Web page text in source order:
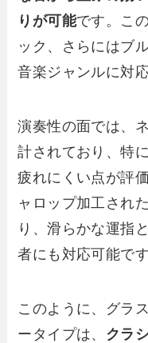
りが可能です。こ
ック、さらにはブ
音楽ジャンルに対
演奏性の面では、
計されており、特
疲れにくい点が評
ャロップ加工され
り、滑らかな運指
者にも対応可能です
このように、グラ
ータイプは、 クラ